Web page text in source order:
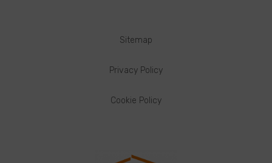
Sitemap
Privacy Policy
Cookie Policy